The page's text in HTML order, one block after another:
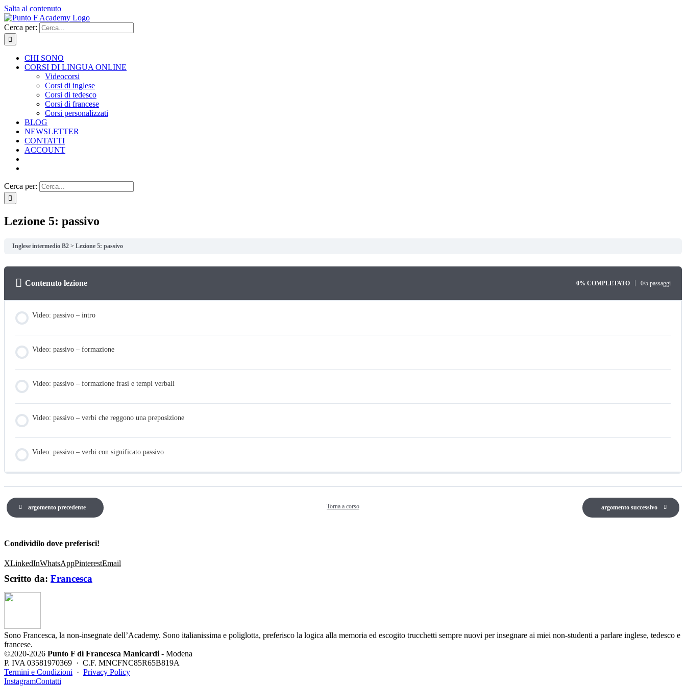
Salta al contenuto
Cerca per:
CHI SONO
CORSI DI LINGUA ONLINE
Videocorsi
Corsi di inglese
Corsi di tedesco
Corsi di francese
Corsi personalizzati
BLOG
NEWSLETTER
CONTATTI
ACCOUNT
Cerca per:
Lezione 5: passivo
Inglese intermedio B2 Lezione 5: passivo
Contenuto lezione 0% COMPLETATO 0/5 passaggi
Video: passivo – intro
Video: passivo – formazione
Video: passivo – formazione frasi e tempi verbali
Video: passivo – verbi che reggono una preposizione
Video: passivo – verbi con significato passivo
argomento precedente Torna a corso argomento successivo
Condividilo dove preferisci!
XLinkedInWhatsAppPinterestEmail
Scritto da: Francesca
Sono Francesca, la non-insegnate dell’Academy. Sono italianissima e poliglotta, preferisco la logica alla memoria ed escogito trucchetti sempre nuovi per insegnare ai miei non-studenti a parlare inglese, tedesco e
francese.
©2020-2026 Punto F di Francesca Manicardi - Modena
P. IVA 03581970369 · C.F. MNCFNC85R65B819A
Termini e Condizioni · Privacy Policy
InstagramContatti